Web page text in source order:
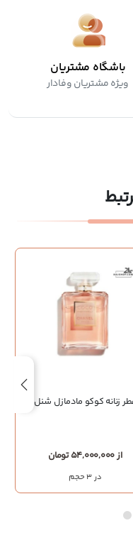
باشگاه مشتریان
ویژه مشتریان وفادار
زنانه کوکو مادمازل شنل
از 54,000,000 تومان
در 3 حجم